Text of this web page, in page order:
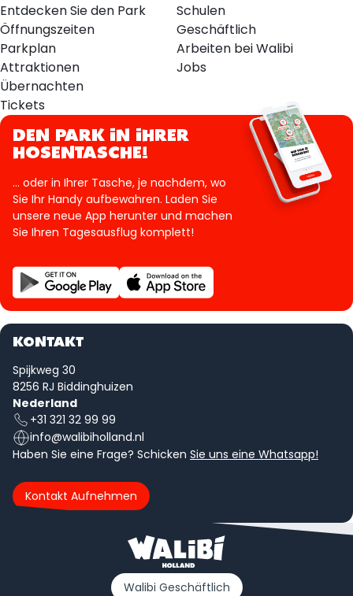
Entdecken Sie den Park
Öffnungszeiten
Parkplan
Attraktionen
Übernachten
Tickets
Schulen
Geschäftlich
Arbeiten bei Walibi
Jobs
DEN PARK IN IHRER
HOSENTASCHE!
... oder in Ihrer Tasche, je nachdem, wo
Sie Ihr Handy aufbewahren. Laden Sie
unsere neue App herunter und machen
Sie Ihren Tagesausflug komplett!
KONTAKT
Spijkweg 30
8256 RJ Biddinghuizen
Nederland
+31 321 32 99 99
info@walibiholland.nl
Haben Sie eine Frage? Schicken Sie uns eine Whatsapp!
Kontakt Aufnehmen
Walibi Geschäftlich